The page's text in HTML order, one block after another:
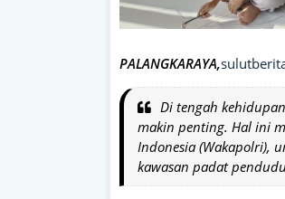
PALANGKARAYA,
Di tengah
makin penting. Hal ini
Indonesia (Wakapolri),
kawasan padat